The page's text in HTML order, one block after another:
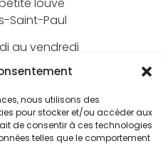
nous utilisons des
pour stocker et/ou accéder aux
de consentir à ces technologies
telles que le comportement
Saint-Paul
au vendredi
18h